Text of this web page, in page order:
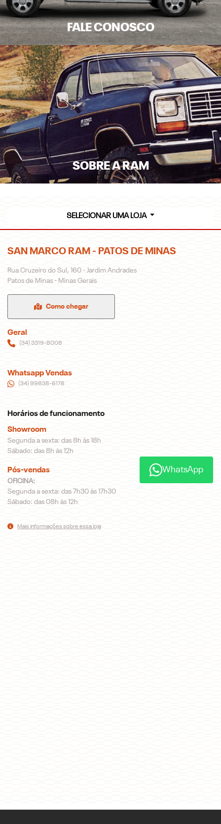
FALE CONOSCO
SOBRE A RAM
SELECIONAR UMA LOJA
SAN MARCO RAM - PATOS DE MINAS
Rua Cruzeiro do Sul, 160 - Jardim Andrades
Patos de Minas - Minas Gerais
Como chegar
Geral
(34) 3319-8008
Whatsapp Vendas
(34) 99838-6178
Horários de funcionamento
Showroom
Segunda a sexta: das 8h às 18h
Sábado: das 8h às 12h
Pós-vendas
OFICINA:
Segunda a sexta: das 7h30 às 17h30
Sábado: das 08h às 12h
Mais informações sobre essa loja
WhatsApp